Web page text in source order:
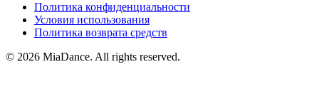
Политика конфиденциальности
Условия использования
Политика возврата средств
© 2026 MiaDance. All rights reserved.